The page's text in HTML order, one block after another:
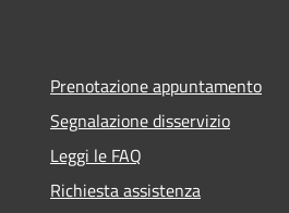
Prenotazione appuntamento
Segnalazione disservizio
Leggi le FAQ
Richiesta assistenza